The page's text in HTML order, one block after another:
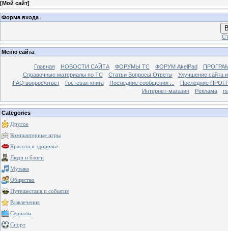
[Мой сайт]
Форма входа
Меню сайта
Главная НОВОСТИ САЙТА ФОРУМЫ TC ФОРУМ AkelPad
Справочные материалы по TС
Статьи Вопросы Ответы
Улучшение сайта
FAQ вопрос/ответ
Гостевая книга Последние сообщения ...
Последние
Интернет-магазин
Реклама
Categories
Другое
Компьютерные игры
Красота и здоровье
Люди и блоги
Музыка
Общество
Путешествия и события
Развлечения
Сериалы
Спорт